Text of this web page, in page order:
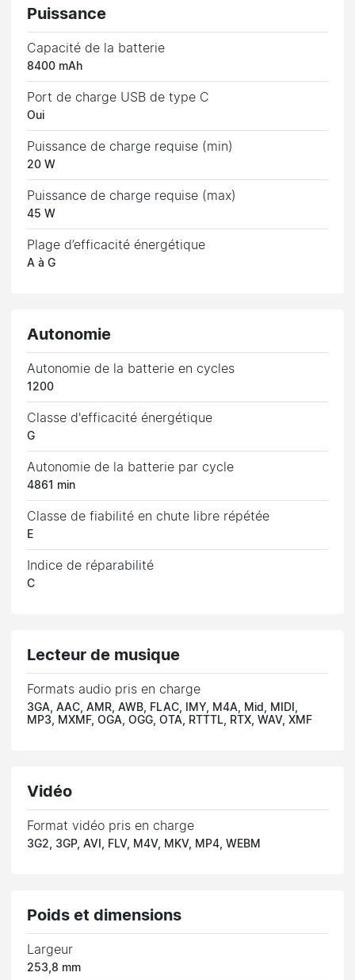
Puissance
Capacité de la batterie
8400 mAh
Port de charge USB de type C
Oui
Puissance de charge requise (min)
20 W
Puissance de charge requise (max)
45 W
Plage d’efficacité énergétique
A à G
Autonomie
Autonomie de la batterie en cycles
1200
Classe d'efficacité énergétique
G
Autonomie de la batterie par cycle
4861 min
Classe de fiabilité en chute libre répétée
E
Indice de réparabilité
C
Lecteur de musique
Formats audio pris en charge
3GA, AAC, AMR, AWB, FLAC, IMY, M4A, Mid, MIDI,
MP3, MXMF, OGA, OGG, OTA, RTTTL, RTX, WAV, XMF
Vidéo
Format vidéo pris en charge
3G2, 3GP, AVI, FLV, M4V, MKV, MP4, WEBM
Poids et dimensions
Largeur
253,8 mm